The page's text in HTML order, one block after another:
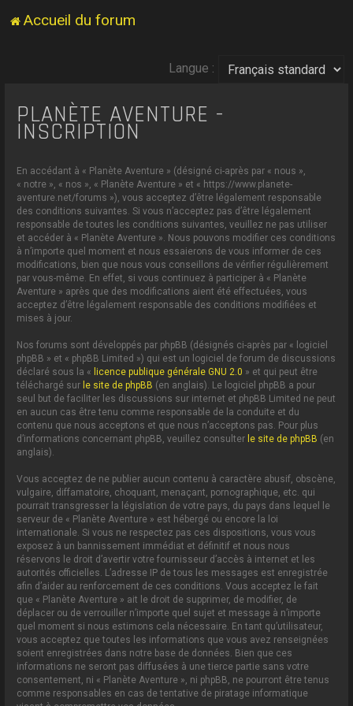
Accueil du forum
Langue :
PLANÈTE AVENTURE -
INSCRIPTION
En accédant à « Planète Aventure » (désigné ci-après par « nous »,
« notre », « nos », « Planète Aventure » et « https://www.planete-
aventure.net/forums »), vous acceptez d’être légalement responsable
des conditions suivantes. Si vous n’acceptez pas d’être légalement
responsable de toutes les conditions suivantes, veuillez ne pas utiliser
et accéder à « Planète Aventure ». Nous pouvons modifier ces conditions
à n’importe quel moment et nous essaierons de vous informer de ces
modifications, bien que nous vous conseillons de vérifier régulièrement
par vous-même. En effet, si vous continuez à participer à « Planète
Aventure » après que des modifications aient été effectuées, vous
acceptez d’être légalement responsable des conditions modifiées et
mises à jour.
Nos forums sont développés par phpBB (désignés ci-après par « logiciel
phpBB » et « phpBB Limited ») qui est un logiciel de forum de discussions
déclaré sous la « licence publique générale GNU 2.0 » et qui peut être
téléchargé sur le site de phpBB (en anglais). Le logiciel phpBB a pour
seul but de faciliter les discussions sur internet et phpBB Limited ne peut
en aucun cas être tenu comme responsable de la conduite et du
contenu que nous acceptons et que nous n’acceptons pas. Pour plus
d’informations concernant phpBB, veuillez consulter le site de phpBB (en
anglais).
Vous acceptez de ne publier aucun contenu à caractère abusif, obscène,
vulgaire, diffamatoire, choquant, menaçant, pornographique, etc. qui
pourrait transgresser la législation de votre pays, du pays dans lequel le
serveur de « Planète Aventure » est hébergé ou encore la loi
internationale. Si vous ne respectez pas ces dispositions, vous vous
exposez à un bannissement immédiat et définitif et nous nous
réservons le droit d’avertir votre fournisseur d’accès à internet et les
autorités officielles. L’adresse IP de tous les messages est enregistrée
afin d’aider au renforcement de ces conditions. Vous acceptez le fait
que « Planète Aventure » ait le droit de supprimer, de modifier, de
déplacer ou de verrouiller n’importe quel sujet et message à n’importe
quel moment si nous estimons cela nécessaire. En tant qu’utilisateur,
vous acceptez que toutes les informations que vous avez renseignées
soient enregistrées dans notre base de données. Bien que ces
informations ne seront pas diffusées à une tierce partie sans votre
consentement, ni « Planète Aventure », ni phpBB, ne pourront être tenus
comme responsables en cas de tentative de piratage informatique